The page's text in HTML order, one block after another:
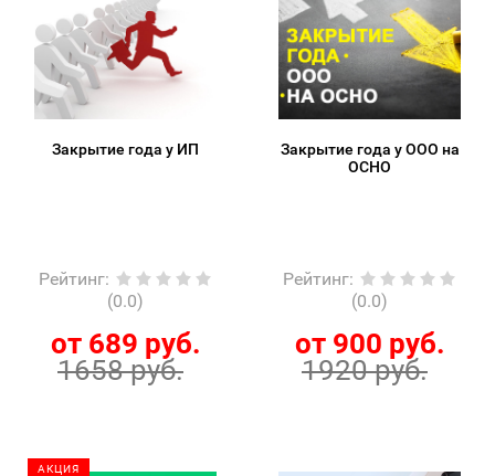
Закрытие года у ИП
Рейтинг:
(0.0)
от 689 руб.
1658 руб.
Закрытие года у ООО на
ОСНО
Рейтинг:
(0.0)
от 900 руб.
1920 руб.
АКЦИЯ